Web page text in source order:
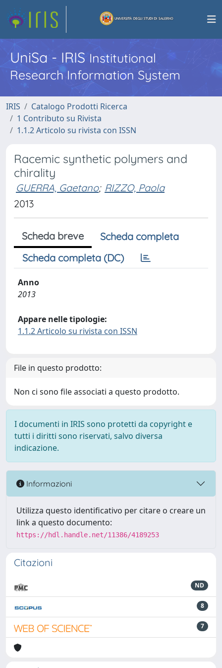
UniSa - IRISInstitutional
Research Information System
IRIS
Catalogo Prodotti Ricerca
1 Contributo su Rivista
1.1.2 Articolo su rivista con ISSN
Racemic synthetic polymers and
chirality
GUERRA, Gaetano; RIZZO, Paola
2013
Scheda breve
Scheda completa
Scheda completa (DC)
Anno
2013
Appare nelle tipologie:
1.1.2 Articolo su rivista con ISSN
File in questo prodotto:
Non ci sono file associati a questo prodotto.
I documenti in IRIS sono protetti da copyright e
tutti i diritti sono riservati, salvo diversa
indicazione.
Informazioni
Utilizza questo identificativo per citare o creare un
link a questo documento:
https://hdl.handle.net/11386/4189253
Citazioni
ND
8
7